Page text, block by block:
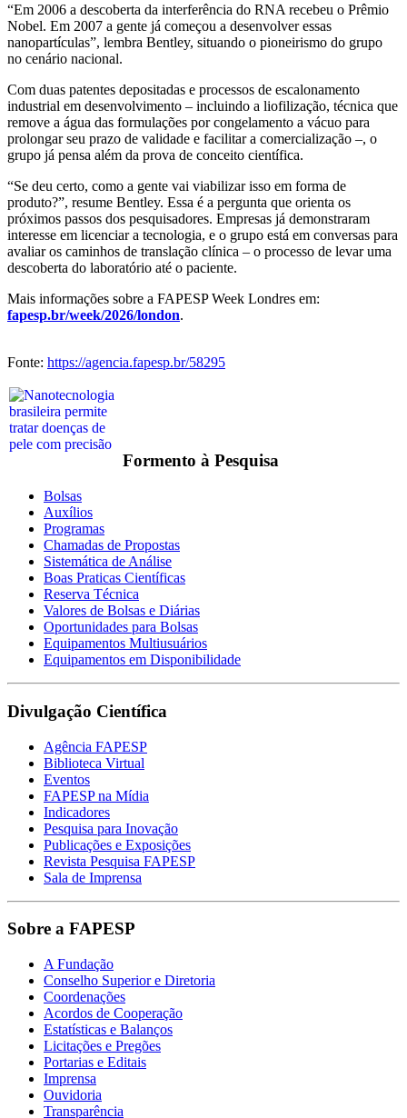
“Em 2006 a descoberta da interferência do RNA recebeu o Prêmio
Nobel. Em 2007 a gente já começou a desenvolver essas
nanopartículas”, lembra Bentley, situando o pioneirismo do grupo
no cenário nacional.
Com duas patentes depositadas e processos de escalonamento
industrial em desenvolvimento – incluindo a liofilização, técnica que
remove a água das formulações por congelamento a vácuo para
prolongar seu prazo de validade e facilitar a comercialização –, o
grupo já pensa além da prova de conceito científica.
“Se deu certo, como a gente vai viabilizar isso em forma de
produto?”, resume Bentley. Essa é a pergunta que orienta os
próximos passos dos pesquisadores. Empresas já demonstraram
interesse em licenciar a tecnologia, e o grupo está em conversas para
avaliar os caminhos de translação clínica – o processo de levar uma
descoberta do laboratório até o paciente.
Mais informações sobre a FAPESP Week Londres em:
fapesp.br/week/2026/london.
Fonte: https://agencia.fapesp.br/58295
Formento à Pesquisa
Bolsas
Auxílios
Programas
Chamadas de Propostas
Sistemática de Análise
Boas Praticas Científicas
Reserva Técnica
Valores de Bolsas e Diárias
Oportunidades para Bolsas
Equipamentos Multiusuários
Equipamentos em Disponibilidade
Divulgação Científica
Agência FAPESP
Biblioteca Virtual
Eventos
FAPESP na Mídia
Indicadores
Pesquisa para Inovação
Publicações e Exposições
Revista Pesquisa FAPESP
Sala de Imprensa
Sobre a FAPESP
A Fundação
Conselho Superior e Diretoria
Coordenações
Acordos de Cooperação
Estatísticas e Balanços
Licitações e Pregões
Portarias e Editais
Imprensa
Ouvidoria
Transparência